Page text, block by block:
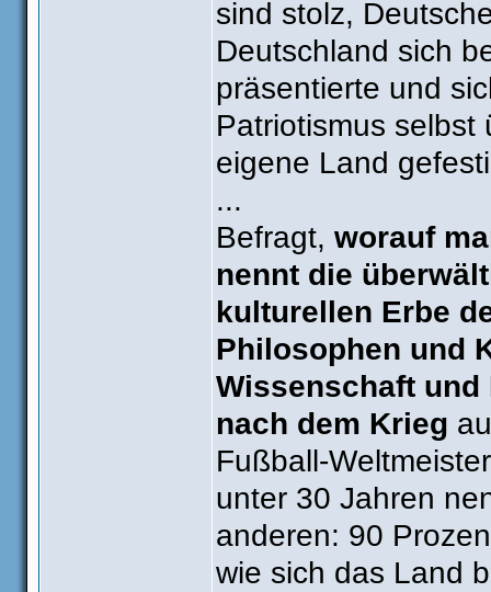
sind stolz,
Deutschland sich
präsentierte und
Patriotismus
eigene Land
...
Befragt, worauf
nennt die
kulturellen Erbe
Philosophen und
Wissenschaft
nach dem Krieg
Fußball-
unter 30 Jahren
anderen: 90
wie sich das Land